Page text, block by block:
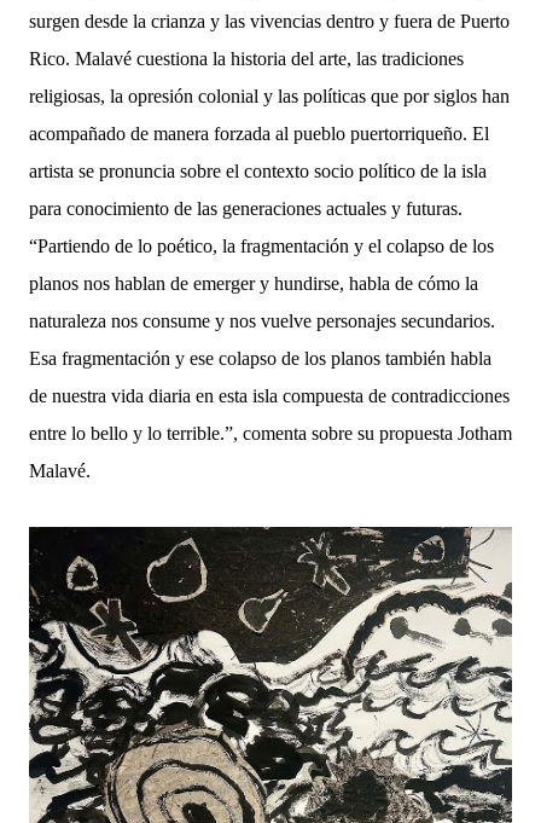
surgen desde la crianza y las vivencias dentro y fuera de Puerto
Rico. Malavé cuestiona la historia del arte, las tradiciones
religiosas, la opresión colonial y las políticas que por siglos han
acompañado de manera forzada al pueblo puertorriqueño. El
artista se pronuncia sobre el contexto socio político de la isla
para conocimiento de las generaciones actuales y futuras.
“Partiendo de lo poético, la fragmentación y el colapso de los
planos nos hablan de emerger y hundirse, habla de cómo la
naturaleza nos consume y nos vuelve personajes secundarios.
Esa fragmentación y ese colapso de los planos también habla
de nuestra vida diaria en esta isla compuesta de contradicciones
entre lo bello y lo terrible.”, comenta sobre su propuesta Jotham
Malavé.